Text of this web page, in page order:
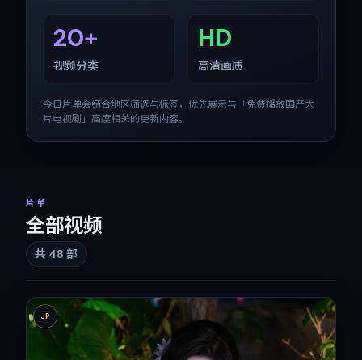
20+
视频分类
HD
高清画质
今日片单会结合地区筛选与标签，优先展示与「免费播放国产大
片电视剧 」高度相关的更新内容。
片单
全部视频
共 48 部
JP